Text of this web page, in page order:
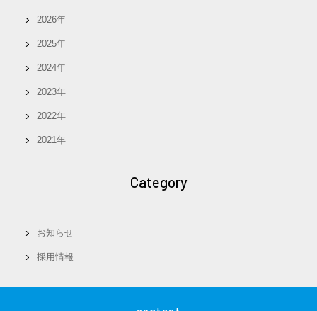
2026年
2025年
2024年
2023年
2022年
2021年
Category
お知らせ
採用情報